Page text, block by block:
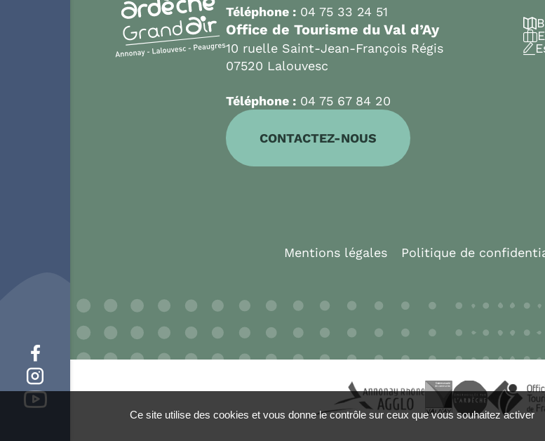
Téléphone : 04 75 33 24 51
Office de Tourisme du Val d’Ay
10 ruelle Saint-Jean-François Régis
07520 Lalouvesc
Téléphone : 04 75 67 84 20
CONTACTEZ-NOUS
Mentions légales Politique de
Ce site utilise des cookies et vous donne le contrôle sur ceux que vous souhaitez activer